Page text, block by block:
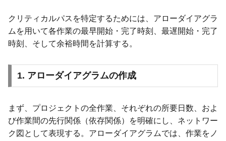
クリティカルパスを特定するためには、アローダイアグラ
ムを用いて各作業の最早開始・完了時刻、最遅開始・完了
時刻、そして余裕時間を計算する。
1. アローダイアグラムの作成
まず、プロジェクトの全作業、それぞれの所要日数、およ
び作業間の先行関係（依存関係）を明確にし、ネットワー
ク図として表現する。アローダイアグラムでは、作業をノ